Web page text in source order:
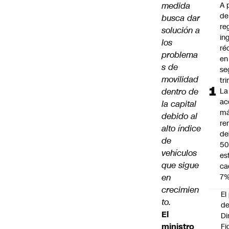
medida
busca dar
solución a
los
problema
s de
movilidad
dentro de
la capital
debido al
alto índice
de
vehículos
que sigue
en
crecimien
to.
El
ministro
A
de
La
de